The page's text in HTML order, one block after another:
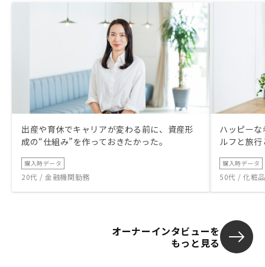
出産や育休でキャリアが変わる前に、資産形
成の“仕組み”を作っておきたかった。
購入時データ
20代 / 金融機関勤務
ハッピー
ルフと旅
購入時データ
50代 / 化粧
オーナーインタビューを
もっと見る